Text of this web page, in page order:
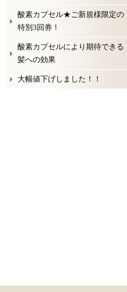
酸素カプセル★ご新規様限定の
特別3回券！
酸素カプセルにより期待できる
髪への効果
大幅値下げしました！！